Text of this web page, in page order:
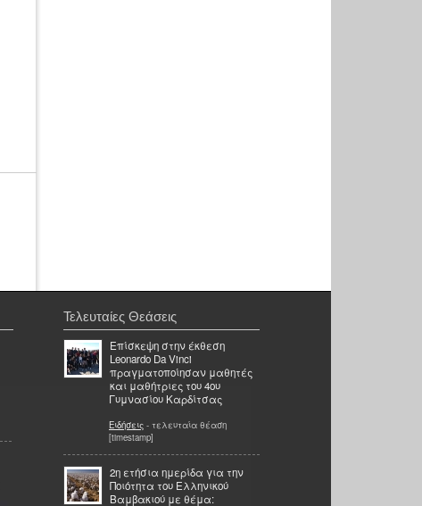
Τελευταίες Θεάσεις
Επίσκεψη στην έκθεση
Leonardo Da Vinci
πραγματοποίησαν μαθητές
και μαθήτριες του 4ου
Γυμνασίου Καρδίτσας
Ειδήσεις - τελευταία θέαση
[timestamp]
2η ετήσια ημερίδα για την
Ποιότητα του Ελληνικού
Βαμβακιού με θέμα: